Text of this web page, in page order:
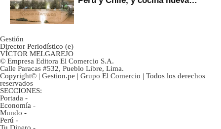
Gestión
Director Periodístico (e)
VÍCTOR MELGAREJO
© Empresa Editora El Comercio S.A.
Calle Paracas #532, Pueblo Libre, Lima.
Copyright© | Gestion.pe | Grupo El Comercio | Todos los derechos
reservados
SECCIONES:
Portada -
Economía -
Mundo -
Perú -